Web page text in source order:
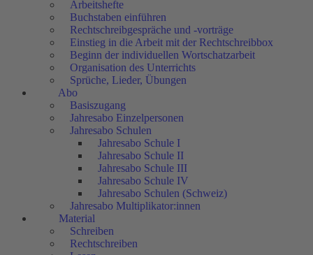
Arbeitshefte
Buchstaben einführen
Rechtschreibgespräche und -vorträge
Einstieg in die Arbeit mit der Rechtschreibbox
Beginn der individuellen Wortschatzarbeit
Organisation des Unterrichts
Sprüche, Lieder, Übungen
Abo
Basiszugang
Jahresabo Einzelpersonen
Jahresabo Schulen
Jahresabo Schule I
Jahresabo Schule II
Jahresabo Schule III
Jahresabo Schule IV
Jahresabo Schulen (Schweiz)
Jahresabo Multiplikator:innen
Material
Schreiben
Rechtschreiben